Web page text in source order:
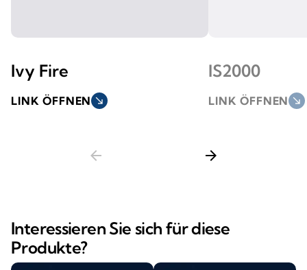
Ivy Fire
LINK ÖFFNEN south_east
IS2000
LINK ÖFFNEN south_east
arrow_back arrow_forward
Interessieren Sie sich für diese
Produkte?